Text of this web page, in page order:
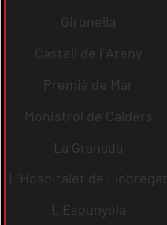
Gironella
Castell de l´Areny
Premià de Mar
Monistrol de Calders
La Granada
L´Hospitalet de Llobregat
L´Espunyola